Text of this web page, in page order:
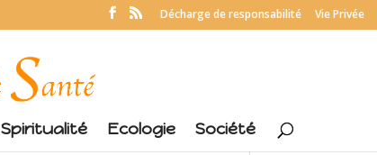
Décharge de responsabilité Vie Privée
Spiritualité Ecologie Société